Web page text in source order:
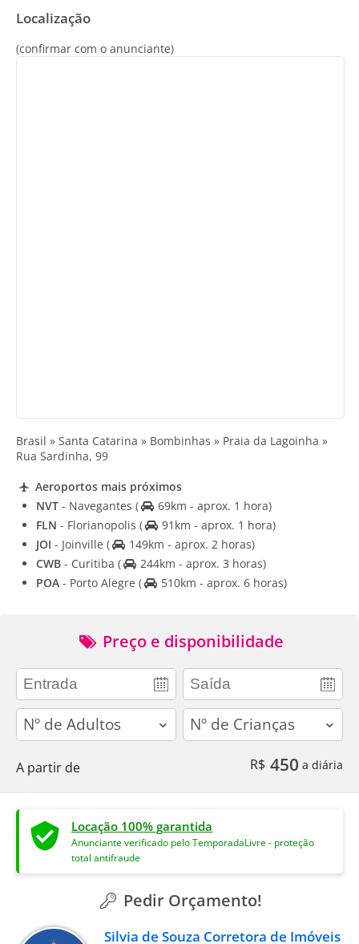
Localização
(confirmar com o anunciante)
Brasil » Santa Catarina » Bombinhas » Praia da Lagoinha »
Rua Sardinha, 99
Aeroportos mais próximos
NVT - Navegantes (
69km - aprox. 1 hora)
FLN - Florianopolis (
91km - aprox. 1 hora)
JOI - Joinville (
149km - aprox. 2 horas)
CWB - Curitiba (
244km - aprox. 3 horas)
POA - Porto Alegre ( 510km - aprox. 6 horas)
Preço e disponibilidade
adults children
A partir de R$ 450 a diária
Locação 100% garantida
Anunciante verificado pelo TemporadaLivre - proteção
total antifraude
Pedir Orçamento!
Silvia de Souza Corretora de Imóveis